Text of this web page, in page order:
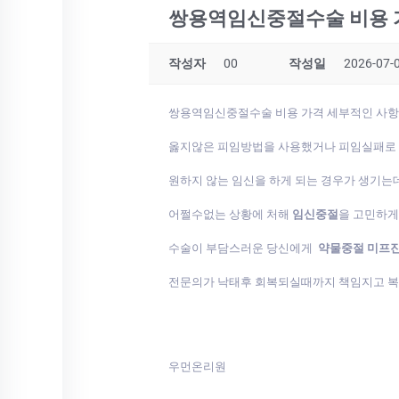
쌍용역임신중절수술 비용
작성자 00 작성일 2026-07-
쌍용역임신중절수술 비용 가격 세부적인 사
옳지않은 피임방법을 사용했거나 피임실패로
원하지 않는 임신을 하게 되는 경우가 생기는
어쩔수없는 상황에 처해 임신중절 을 고민하
수술이 부담스러운 당신에게 약물중절 미프진
전문의가 낙태후 회복되실때까지 책임지고
우먼온리원